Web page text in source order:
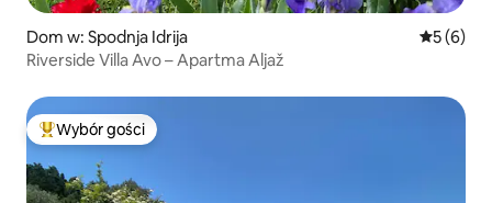
Dom w: Spodnja Idrija Średnia
5 (6)
Riverside Villa Avo – Apartma Aljaž
Najpopularniejsze z kategorii Wybór gości
Wybór gości